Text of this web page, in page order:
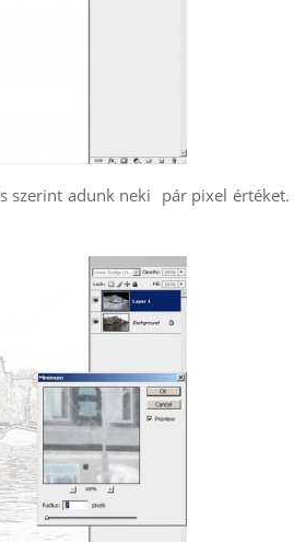
szerint adunk neki pár pixel